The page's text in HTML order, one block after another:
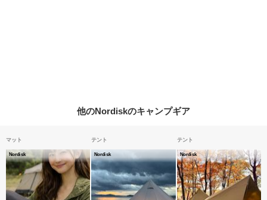
他のNordiskのキャンプギア
マット
Nordisk
テント
Nordisk
テント
Nordisk